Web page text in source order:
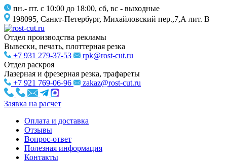
пн.- пт. с 10:00 до 18:00, сб, вс - выходные
198095, Санкт-Петербург, Михайловский пер.,7,А лит. В
Отдел производства рекламы
Вывески, печать, плоттерная резка
+7 931 279-37-53
rpk@rost-cut.ru
Отдел раскроя
Лазерная и фрезерная резка, трафареты
+7 921 769-06-96
zakaz@rost-cut.ru
Заявка на расчет
Оплата и доставка
Отзывы
Вопрос-ответ
Полезная информация
Контакты